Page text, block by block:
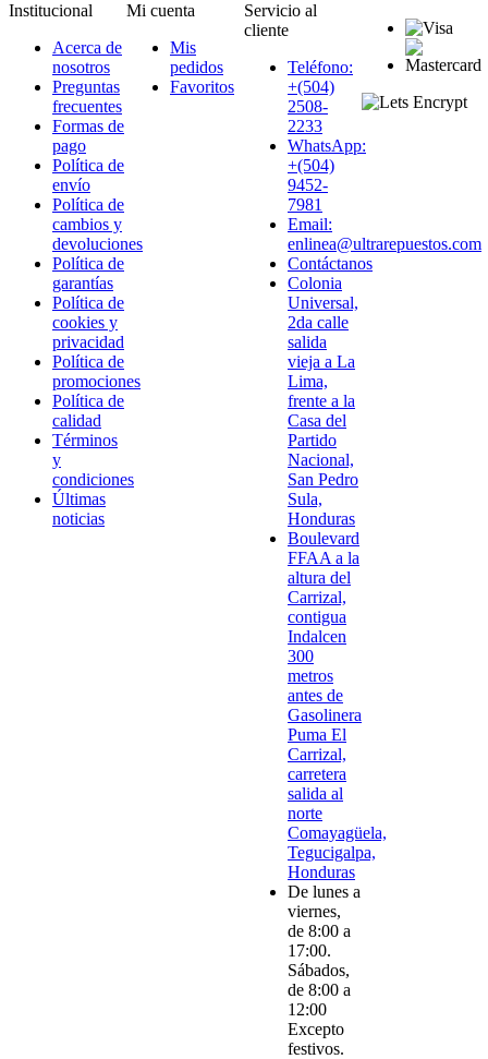
Institucional
Acerca de
nosotros
Preguntas
frecuentes
Formas de
pago
Política de
envío
Política de
cambios y
devoluciones
Política de
garantías
Política de
cookies y
privacidad
Política de
promociones
Política de
calidad
Términos
y
condiciones
Últimas
noticias
Mi cuenta
Mis
pedidos
Favoritos
Servicio al
cliente
Teléfono:
+(504)
2508-
2233
WhatsApp:
+(504)
9452-
7981
Email:
enlinea@ultrarepuestos.com
Contáctanos
Colonia
Universal,
2da calle
salida
vieja a La
Lima,
frente a la
Casa del
Partido
Nacional,
San Pedro
Sula,
Honduras
Boulevard
FFAA a la
altura del
Carrizal,
contigua
Indalcen
300
metros
antes de
Gasolinera
Puma El
Carrizal,
carretera
salida al
norte
Comayagüela,
Tegucigalpa,
Honduras
De lunes a
viernes,
de 8:00 a
17:00.
Sábados,
de 8:00 a
12:00
Excepto
festivos.